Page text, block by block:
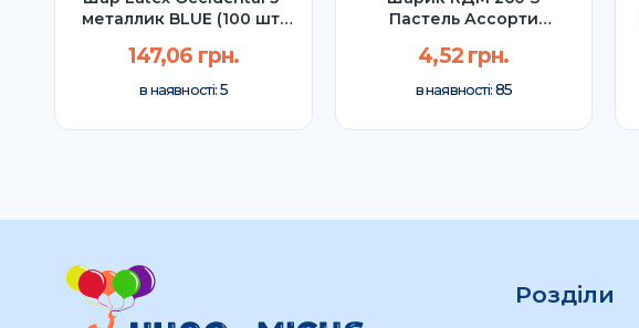
металлик BLUE (100 шт)
147,06 грн.
в наявності: 5
Пастель Ассорти
4,52 грн.
в наявності: 85
Розділи